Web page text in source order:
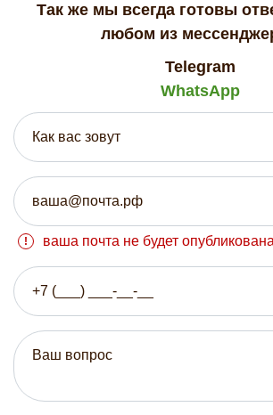
Так же мы всегда готовы
любом из
Telegram
WhatsApp
ваша почта не будет опубликована